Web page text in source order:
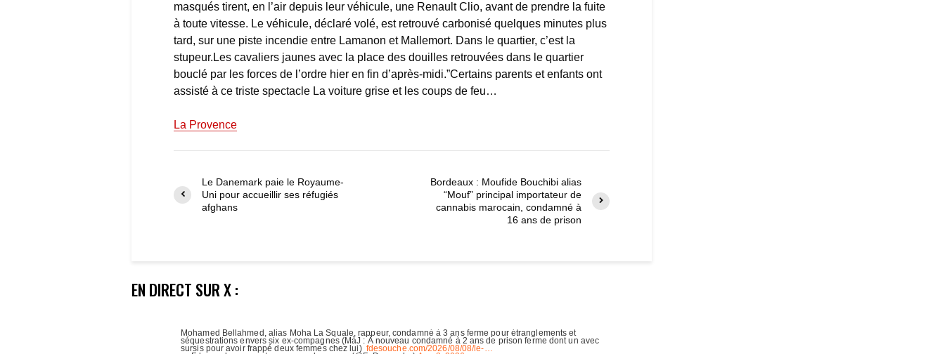
masqués tirent, en l’air depuis leur véhicule, une Renault Clio, avant de prendre la fuite
à toute vitesse. Le véhicule, déclaré volé, est retrouvé carbonisé quelques minutes plus
tard, sur une piste incendie entre Lamanon et Mallemort. Dans le quartier, c’est la
stupeur.Les cavaliers jaunes avec la place des douilles retrouvées dans le quartier
bouclé par les forces de l’ordre hier en fin d’après-midi.”Certains parents et enfants ont
assisté à ce triste spectacle La voiture grise et les coups de feu…
La Provence
Le Danemark paie le Royaume-
Uni pour accueillir ses réfugiés
afghans
Bordeaux : Moufide Bouchibi alias
“Mouf” principal importateur de
cannabis marocain, condamné à
16 ans de prison
EN DIRECT SUR X :